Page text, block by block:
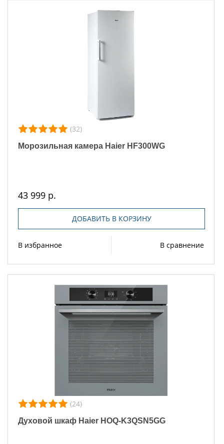
(32)
Морозильная камера Haier HF300WG
43 999 р.
ДОБАВИТЬ В КОРЗИНУ
В избранное В сравнение
(24)
Духовой шкаф Haier HOQ-K3QSN5GG